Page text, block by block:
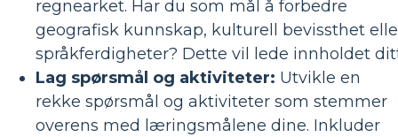
regnearket. Har du som mål å forbedre
geografisk kunnskap, kulturell bevissthet
språkferdigheter? Dette vil lede innholdet
Lag spørsmål og aktiviteter: Utvikle en
rekke spørsmål og aktiviteter som stemmer
overens med læringsmålene dine. Inkluder